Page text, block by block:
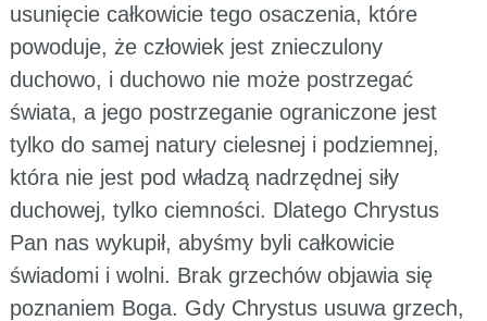
usunięcie całkowicie tego osaczenia, które
powoduje, że człowiek jest znieczulony
duchowo, i duchowo nie może postrzegać
świata, a jego postrzeganie ograniczone jest
tylko do samej natury cielesnej i podziemnej,
która nie jest pod władzą nadrzędnej siły
duchowej, tylko ciemności. Dlatego Chrystus
Pan nas wykupił, abyśmy byli całkowicie
świadomi i wolni. Brak grzechów objawia się
poznaniem Boga. Gdy Chrystus usuwa grzech,